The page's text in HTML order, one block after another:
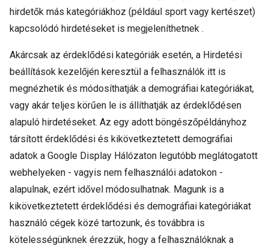
hirdetők más kategóriákhoz (például sport vagy kertészet)
kapcsolódó hirdetéseket is megjeleníthetnek .
Akárcsak az érdeklődési kategóriák esetén, a Hirdetési
beállítások kezelőjén keresztül a felhasználók itt is
megnézhetik és módosíthatják a demográfiai kategóriákat,
vagy akár teljes körűen le is állíthatják az érdeklődésen
alapuló hirdetéseket. Az egy adott böngészőpéldányhoz
társított érdeklődési és kikövetkeztetett demográfiai
adatok a Google Display Hálózaton legutóbb meglátogatott
webhelyeken - vagyis nem felhasználói adatokon -
alapulnak, ezért idővel módosulhatnak. Magunk is a
kikövetkeztetett érdeklődési és demográfiai kategóriákat
használó cégek közé tartozunk, és továbbra is
kötelességünknek érezzük, hogy a felhasználóknak a